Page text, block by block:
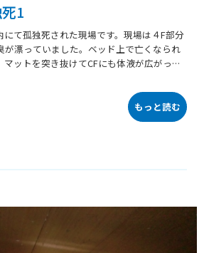
1
て孤独死された現場です。現場は４F部分
が漂っていました。ベッド上で亡くなられ
ットを突き抜けてCFにも体液が広がって
いました。染み抜き剤、熱を加えての染み
策を行いコーティングを行いました。
もっと読む